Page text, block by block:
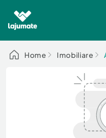
Alege categoria
Auto, moto si
Electronice si
Auto, moto si
Home Imobiliare